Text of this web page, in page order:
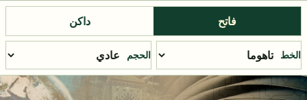
فاتح داكن
الخط الحجم